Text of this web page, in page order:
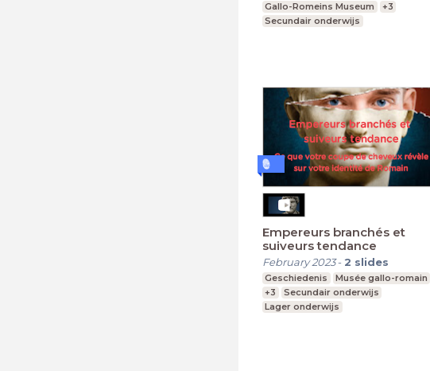
Gallo-Romeins Museum
+3
Secundair onderwijs
Empereurs branchés et
suiveurs tendance
February 2023- 2 slides
Geschiedenis
Musée gallo-romain
+3
Secundair onderwijs
Lager onderwijs